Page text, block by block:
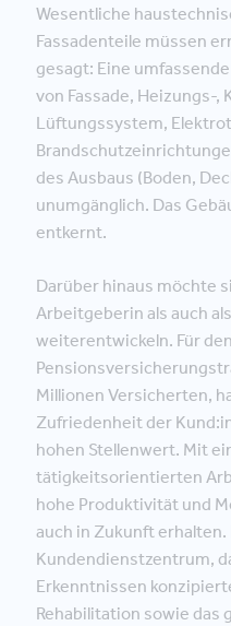
Wesentliche
Fassadenteile müssen
gesagt: Eine
von Fassade, Heizungs-,
Lüftungssystem,
des Ausbaus (Boden,
unumgänglich. Das
entkernt.
Darüber hinaus möchte
Arbeitgeberin als auch
weiterentwickeln. Für
Millionen Versicherten,
Zufriedenheit der
hohen Stellenwert. Mit
tätigkeitsorientierten
hohe Produktivität und
auch in Zukunft erhalten.
Kundendienstzentrum,
Erkenntnissen
Rehabilitation sowie das